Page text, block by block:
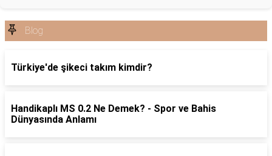
Blog
Türkiye'de şikeci takım kimdir?
Handikaplı MS 0.2 Ne Demek? - Spor ve Bahis
Dünyasında Anlamı